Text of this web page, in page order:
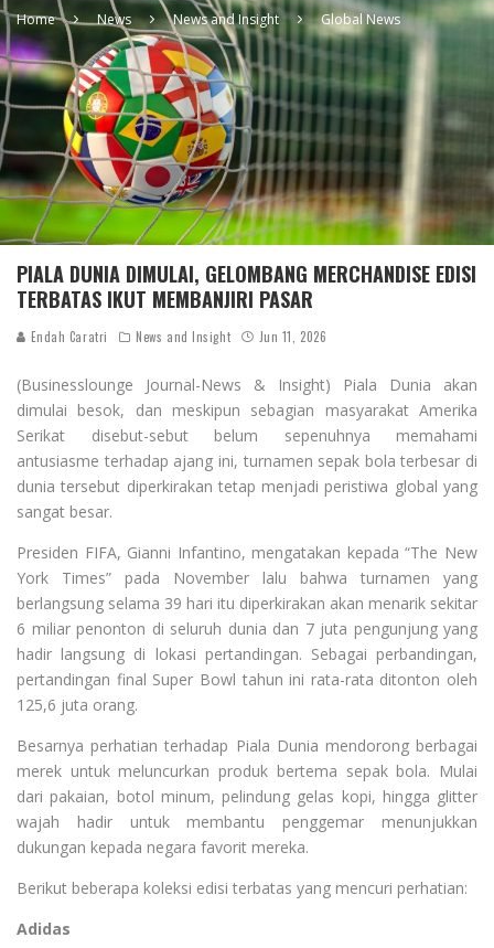
Home News News and Insight Global News
PIALA DUNIA DIMULAI, GELOMBANG MERCHANDISE EDISI
TERBATAS IKUT MEMBANJIRI PASAR
Endah Caratri News and Insight Jun 11, 2026
(Businesslounge Journal-News & Insight) Piala Dunia akan
dimulai besok, dan meskipun sebagian masyarakat Amerika
Serikat disebut-sebut belum sepenuhnya memahami
antusiasme terhadap ajang ini, turnamen sepak bola terbesar di
dunia tersebut diperkirakan tetap menjadi peristiwa global yang
sangat besar.
Presiden FIFA, Gianni Infantino, mengatakan kepada “The New
York Times” pada November lalu bahwa turnamen yang
berlangsung selama 39 hari itu diperkirakan akan menarik sekitar
6 miliar penonton di seluruh dunia dan 7 juta pengunjung yang
hadir langsung di lokasi pertandingan. Sebagai perbandingan,
pertandingan final Super Bowl tahun ini rata-rata ditonton oleh
125,6 juta orang.
Besarnya perhatian terhadap Piala Dunia mendorong berbagai
merek untuk meluncurkan produk bertema sepak bola. Mulai
dari pakaian, botol minum, pelindung gelas kopi, hingga glitter
wajah hadir untuk membantu penggemar menunjukkan
dukungan kepada negara favorit mereka.
Berikut beberapa koleksi edisi terbatas yang mencuri perhatian:
Adidas